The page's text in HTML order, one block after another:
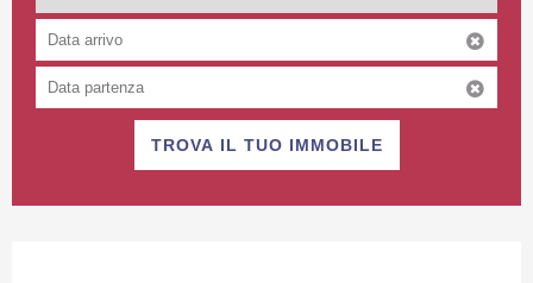
TROVA IL TUO IMMOBILE